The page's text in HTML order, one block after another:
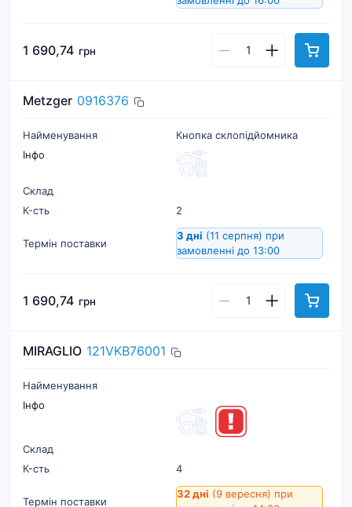
1 690,74 грн
Metzger 0916376
Найменування
Кнопка склопідйомника
Інфо
Склад
К-cть
2
Термін поставки
3 дні (11 серпня) при
замовленні до 13:00
1 690,74 грн
MIRAGLIO 121VKB76001
Найменування
Інфо
Склад
К-cть
4
Термін поставки
32 дні (9 вересня) при